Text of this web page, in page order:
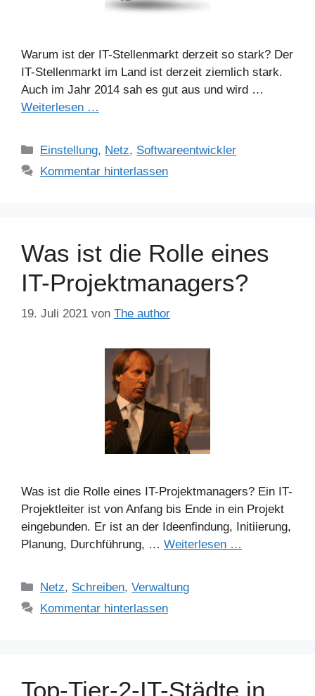
Warum ist der IT-Stellenmarkt derzeit so stark? Der
IT-Stellenmarkt im Land ist derzeit ziemlich stark.
Auch im Jahr 2014 sah es gut aus und wird …
Weiterlesen …
Kategorien
Einstellung, Netz, Softwareentwickler
Kommentar hinterlassen
Was ist die Rolle eines
IT-Projektmanagers?
19. Juli 2021 von The author
Was ist die Rolle eines IT-Projektmanagers? Ein IT-
Projektleiter ist von Anfang bis Ende in ein Projekt
eingebunden. Er ist an der Ideenfindung, Initiierung,
Planung, Durchführung, … Weiterlesen …
Kategorien
Netz, Schreiben,Verwaltung
Kommentar hinterlassen
Top-Tier-2-IT-Städte in